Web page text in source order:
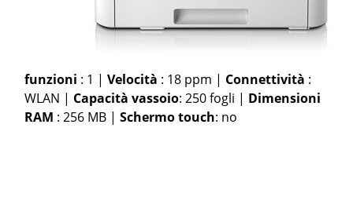
funzioni : 1 |Velocità : 18 ppm | Connettività :
WLAN | Capacità vassoio: 250 fogli | Dimensioni
RAM : 256 MB |Schermo touch: no